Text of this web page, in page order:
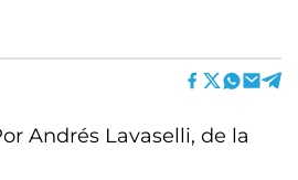
Andrés Lavaselli, de la